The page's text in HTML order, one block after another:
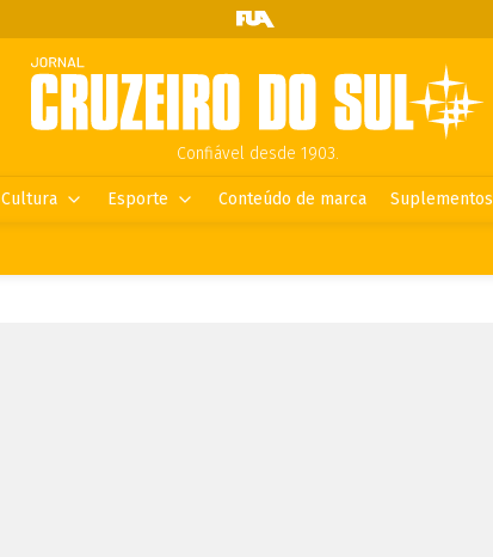
Confiável desde 1903.
Cultura Esporte Conteúdo de marca Suplementos